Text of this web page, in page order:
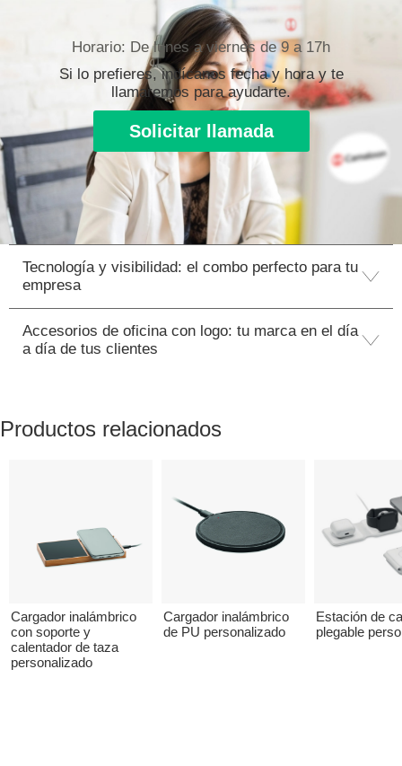
Horario: De lunes a viernes de 9 a 17h
Si lo prefieres, indícanos fecha y hora y te
llamaremos para ayudarte.
Solicitar llamada
Tecnología y visibilidad: el combo perfecto para tu
empresa
Accesorios de oficina con logo: tu marca en el día
a día de tus clientes
Productos relacionados
Cargador inalámbrico
con soporte y
calentador de taza
personalizado
Cargador inalámbrico
de PU personalizado
Estación de
plegable